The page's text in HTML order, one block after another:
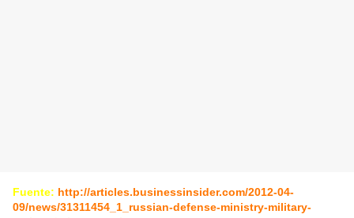
Fuente: http://articles.businessinsider.com/2012-04-
09/news/31311454_1_russian-defense-ministry-military-